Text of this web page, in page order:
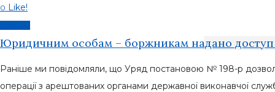
0 Like!
Юридичним особам – боржникам надано доступ
Раніше ми повідомляли, що Уряд постановою № 198-р
операції з арештованих органами державної виконавчої